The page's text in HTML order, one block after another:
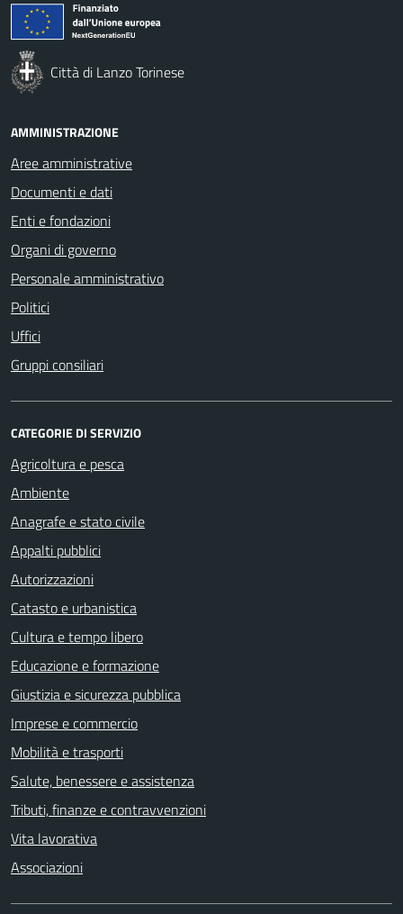
Città di Lanzo Torinese
AMMINISTRAZIONE
Aree amministrative
Documenti e dati
Enti e fondazioni
Organi di governo
Personale amministrativo
Politici
Uffici
Gruppi consiliari
CATEGORIE DI SERVIZIO
Agricoltura e pesca
Ambiente
Anagrafe e stato civile
Appalti pubblici
Autorizzazioni
Catasto e urbanistica
Cultura e tempo libero
Educazione e formazione
Giustizia e sicurezza pubblica
Imprese e commercio
Mobilità e trasporti
Salute, benessere e assistenza
Tributi, finanze e contravvenzioni
Vita lavorativa
Associazioni